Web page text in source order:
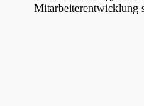
Mitarbeiterentwicklung